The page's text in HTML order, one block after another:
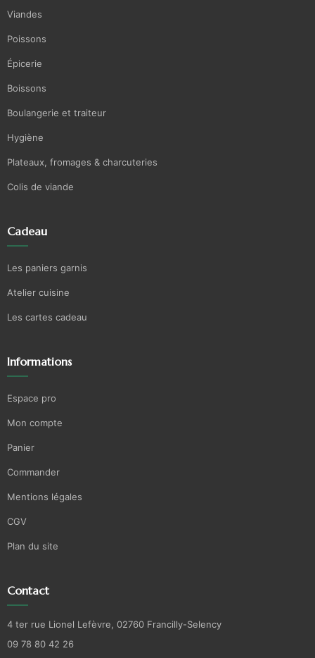
Viandes
Poissons
Épicerie
Boissons
Boulangerie et traiteur
Hygiène
Plateaux, fromages & charcuteries
Colis de viande
Cadeau
Les paniers garnis
Atelier cuisine
Les cartes cadeau
Informations
Espace pro
Mon compte
Panier
Commander
Mentions légales
CGV
Plan du site
Contact
4 ter rue Lionel Lefèvre, 02760 Francilly-Selency
09 78 80 42 26